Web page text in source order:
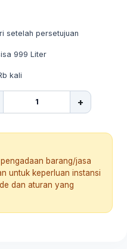
setelah persetujuan
999 Liter
kali
+
barang/jasa
untuk keperluan instansi
dan aturan yang